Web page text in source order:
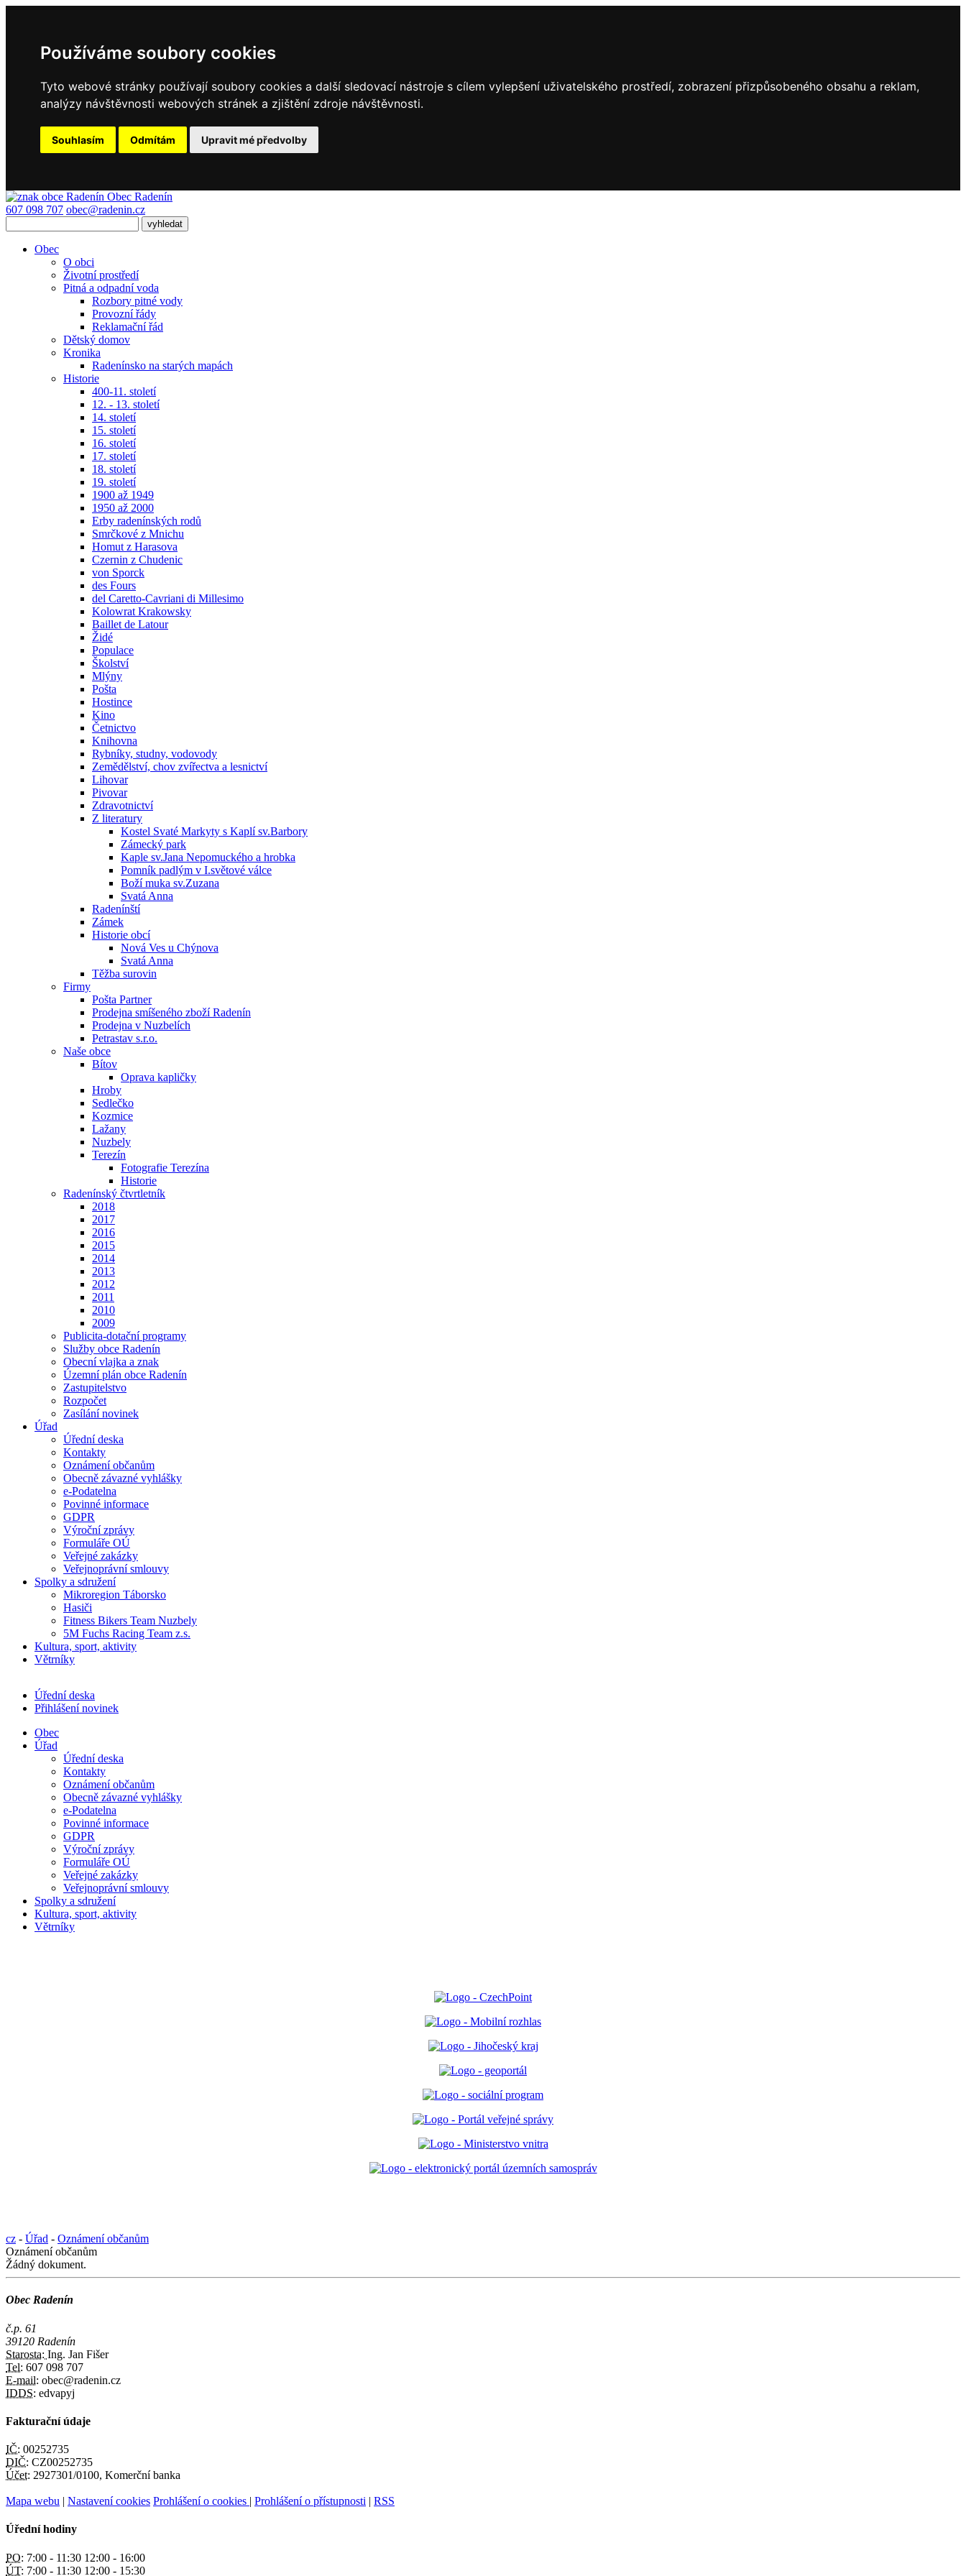
Používáme soubory cookies
Tyto webové stránky používají soubory cookies a další sledovací nástroje s cílem vylepšení uživatelského prostředí, zobrazení přizpůsobeného obsahu a reklam,
analýzy návštěvnosti webových stránek a zjištění zdroje návštěvnosti.
Souhlasím Odmítám Upravit mé předvolby
Obec Radenín
607 098 707 obec@radenin.cz
Obec
O obci
Životní prostředí
Pitná a odpadní voda
Rozbory pitné vody
Provozní řády
Reklamační řád
Dětský domov
Kronika
Radenínsko na starých mapách
Historie
400-11. století
12. - 13. století
14. století
15. století
16. století
17. století
18. století
19. století
1900 až 1949
1950 až 2000
Erby radenínských rodů
Smrčkové z Mnichu
Homut z Harasova
Czernin z Chudenic
von Sporck
des Fours
del Caretto-Cavriani di Millesimo
Kolowrat Krakowsky
Baillet de Latour
Židé
Populace
Školství
Mlýny
Pošta
Hostince
Kino
Četnictvo
Knihovna
Rybníky, studny, vodovody
Zemědělství, chov zvířectva a lesnictví
Lihovar
Pivovar
Zdravotnictví
Z literatury
Kostel Svaté Markyty s Kaplí sv.Barbory
Zámecký park
Kaple sv.Jana Nepomuckého a hrobka
Pomník padlým v I.světové válce
Boží muka sv.Zuzana
Svatá Anna
Radenínští
Zámek
Historie obcí
Nová Ves u Chýnova
Svatá Anna
Těžba surovin
Firmy
Pošta Partner
Prodejna smíšeného zboží Radenín
Prodejna v Nuzbelích
Petrastav s.r.o.
Naše obce
Bítov
Oprava kapličky
Hroby
Sedlečko
Kozmice
Lažany
Nuzbely
Terezín
Fotografie Terezína
Historie
Radenínský čtvrtletník
2018
2017
2016
2015
2014
2013
2012
2011
2010
2009
Publicita-dotační programy
Služby obce Radenín
Obecní vlajka a znak
Územní plán obce Radenín
Zastupitelstvo
Rozpočet
Zasílání novinek
Úřad
Úřední deska
Kontakty
Oznámení občanům
Obecně závazné vyhlášky
e-Podatelna
Povinné informace
GDPR
Výroční zprávy
Formuláře OÚ
Veřejné zakázky
Veřejnoprávní smlouvy
Spolky a sdružení
Mikroregion Táborsko
Hasiči
Fitness Bikers Team Nuzbely
5M Fuchs Racing Team z.s.
Kultura, sport, aktivity
Větrníky
Úřední deska
Přihlášení novinek
Obec
Úřad
Úřední deska
Kontakty
Oznámení občanům
Obecně závazné vyhlášky
e-Podatelna
Povinné informace
GDPR
Výroční zprávy
Formuláře OÚ
Veřejné zakázky
Veřejnoprávní smlouvy
Spolky a sdružení
Kultura, sport, aktivity
Větrníky
cz - Úřad - Oznámení občanům
Oznámení občanům
Žádný dokument.
Obec Radenín
č.p. 61
39120 Radenín
Starosta: Ing. Jan Fišer
Tel: 607 098 707
E-mail: obec@radenin.cz
IDDS: edvapyj
Fakturační údaje
IČ: 00252735
DIČ: CZ00252735
Účet: 2927301/0100, Komerční banka
Mapa webu | Nastavení cookies Prohlášení o cookies | Prohlášení o přístupnosti | RSS
Úřední hodiny
PO: 7:00 - 11:30 12:00 - 16:00
ÚT: 7:00 - 11:30 12:00 - 15:30